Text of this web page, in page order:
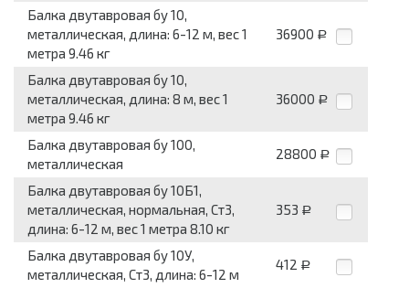
Балка двутавровая бу 10,
металлическая, длина: 6-12 м, вес 1
метра 9.46 кг
36900 Р
Балка двутавровая бу 10,
металлическая, длина: 8 м, вес 1
метра 9.46 кг
36000 Р
Балка двутавровая бу 100,
металлическая
28800 Р
Балка двутавровая бу 10Б1,
металлическая, нормальная, Ст3,
длина: 6-12 м, вес 1 метра 8.10 кг
353 Р
Балка двутавровая бу 10У,
металлическая, Ст3, длина: 6-12 м
412 Р